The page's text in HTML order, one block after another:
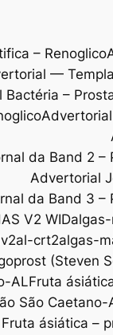
– Renoglico
—
Bactéria –
da Band 2 –
Advertorial
da Band 3 –
V2 WID
crt2algas-
(Steven
ALFruta
São
Fruta ásiática –